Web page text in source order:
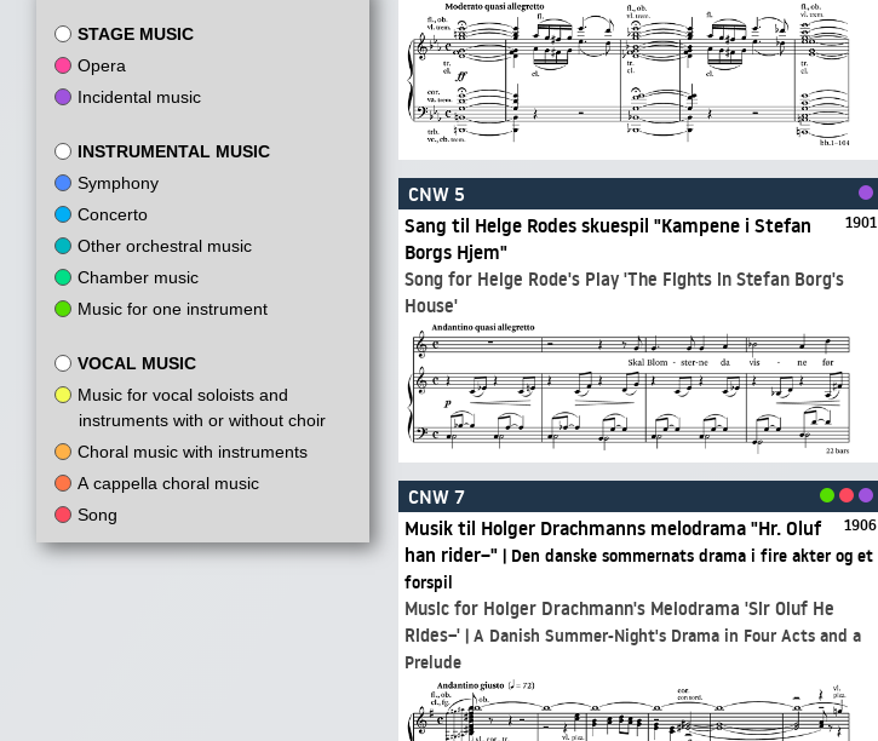
STAGE MUSIC
Opera
Incidental music
INSTRUMENTAL MUSIC
Symphony
Concerto
Other orchestral music
Chamber music
Music for one instrument
VOCAL MUSIC
Music for vocal soloists and
instruments with or without choir
Choral music with instruments
A cappella choral music
Song
CNW 5
1901
Sang til Helge Rodes skuespil "Kampene i Stefan
Borgs Hjem"
Song for Helge Rode's Play 'The Fights in Stefan Borg's
House'
CNW 7
1906
Musik til Holger Drachmanns melodrama "Hr. Oluf
han rider–" | Den danske sommernats drama i fire akter og et
forspil
Music for Holger Drachmann's Melodrama 'Sir Oluf He
Rides–' | A Danish Summer-Night's Drama in Four Acts and a
Prelude